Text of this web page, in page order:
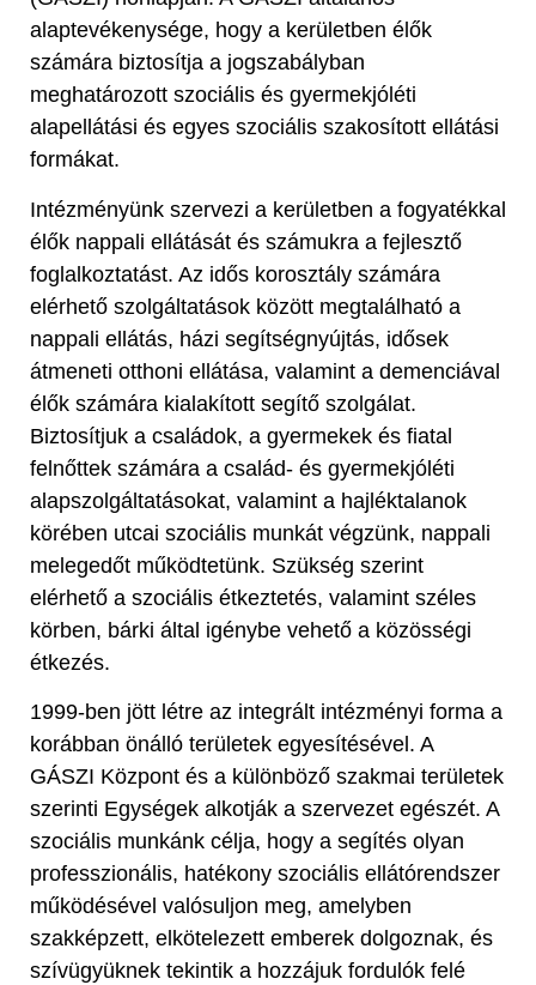
alaptevékenysége, hogy a kerületben élők
számára biztosítja a jogszabályban
meghatározott szociális és gyermekjóléti
alapellátási és egyes szociális szakosított ellátási
formákat.
Intézményünk szervezi a kerületben a fogyatékkal
élők nappali ellátását és számukra a fejlesztő
foglalkoztatást. Az idős korosztály számára
elérhető szolgáltatások között megtalálható a
nappali ellátás, házi segítségnyújtás, idősek
átmeneti otthoni ellátása, valamint a demenciával
élők számára kialakított segítő szolgálat.
Biztosítjuk a családok, a gyermekek és fiatal
felnőttek számára a család- és gyermekjóléti
alapszolgáltatásokat, valamint a hajléktalanok
körében utcai szociális munkát végzünk, nappali
melegedőt működtetünk. Szükség szerint
elérhető a szociális étkeztetés, valamint széles
körben, bárki által igénybe vehető a közösségi
étkezés.
1999-ben jött létre az integrált intézményi forma a
korábban önálló területek egyesítésével. A
GÁSZI Központ és a különböző szakmai területek
szerinti Egységek alkotják a szervezet egészét. A
szociális munkánk célja, hogy a segítés olyan
professzionális, hatékony szociális ellátórendszer
működésével valósuljon meg, amelyben
szakképzett, elkötelezett emberek dolgoznak, és
szívügyüknek tekintik a hozzájuk fordulók felé